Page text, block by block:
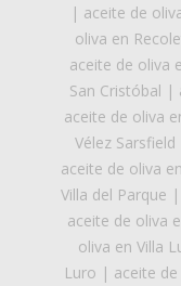
| aceite de
oliva en
aceite de oliva
San Cristóbal |
aceite de oliva
Vélez Sarsfield
aceite de oliva
Villa del Parque |
aceite de oliva
oliva en Villa
Luro | aceite